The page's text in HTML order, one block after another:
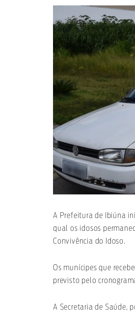
A Prefeitura de Ibiúna
qual os idosos
Convivência do Idoso.
Os munícipes que
previsto pelo
A Secretaria de Saúde,